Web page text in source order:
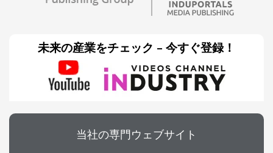
未来の産業をチェック – 今すぐ登録！
当社の専門ウェブサイト